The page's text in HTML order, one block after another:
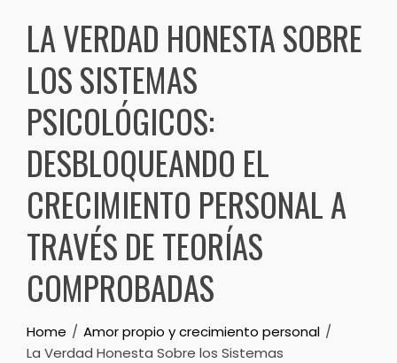
contentLA VERDAD HONESTA SOBRE
LOS SISTEMAS
PSICOLÓGICOS:
DESBLOQUEANDO EL
CRECIMIENTO PERSONAL A
TRAVÉS DE TEORÍAS
COMPROBADAS
Home
Amor propio y crecimiento personal
La Verdad Honesta Sobre los Sistemas